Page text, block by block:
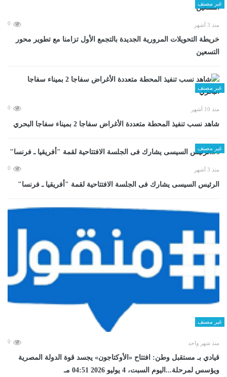
غير مصنف
منذ 3 أشهر 0
خريطة التحويلات المرورية الجديدة بالتجمع الأول تزامنا مع تطوير محور
التسعين
غير مصنف
منذ 10 أشهر 0
شاهد نسب تنفيذ المحطة متعددة الأغراض سفاجا 2 بميناء سفاجا البحري
غير مصنف
منذ 3 أشهر 0
الرئيس السيسى يشارك فى الجلسة الافتتاحية لقمة "أفريقيا ـ فرنسا"
غير مصنف
منذ شهر واحد 0
قيادي بـ مستقبل وطن: افتتاح «الأوكتاجون» يجسد قوة الدولة المصرية
ويؤسس لمرحلة...اليوم السبت، 4 يوليو 2026 04:51 مـ